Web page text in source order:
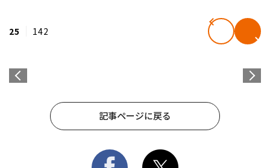
25 142
記事ページに戻る